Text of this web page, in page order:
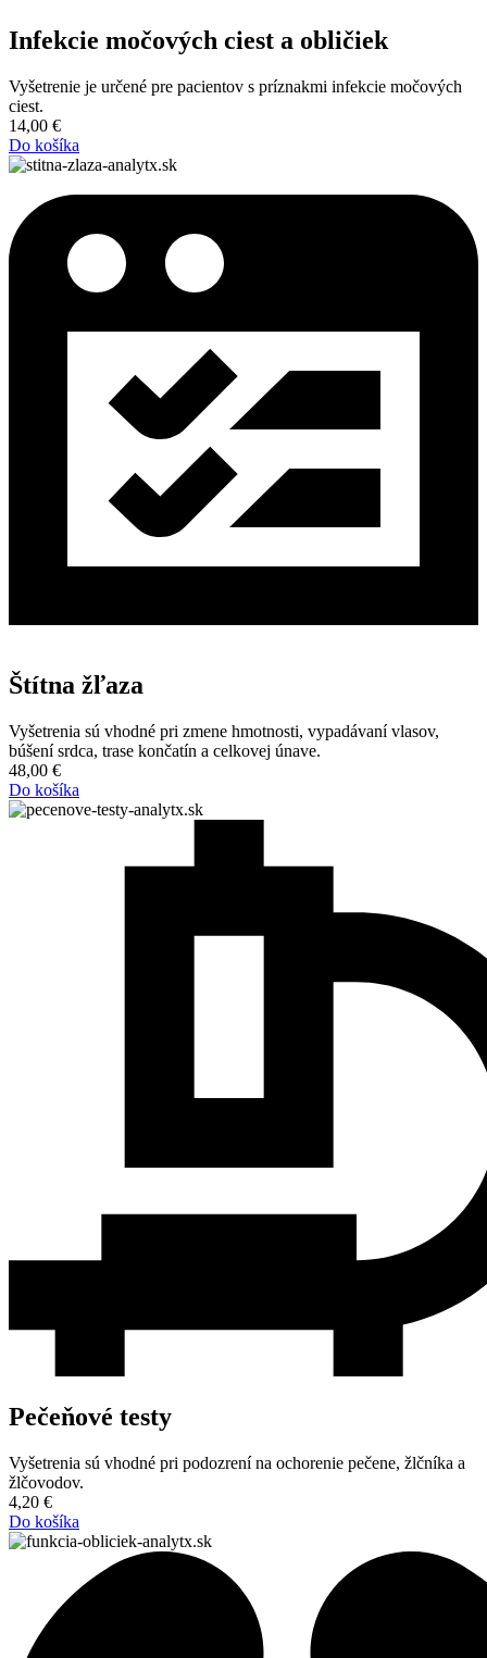
Infekcie močových ciest a obličiek
Vyšetrenie je určené pre pacientov s príznakmi infekcie močových
ciest.
14,00 €
Do košíka
Štítna žľaza
Vyšetrenia sú vhodné pri zmene hmotnosti, vypadávaní vlasov,
búšení srdca, trase končatín a celkovej únave.
48,00 €
Do košíka
Pečeňové testy
Vyšetrenia sú vhodné pri podozrení na ochorenie pečene, žlčníka a
žlčovodov.
4,20 €
Do košíka